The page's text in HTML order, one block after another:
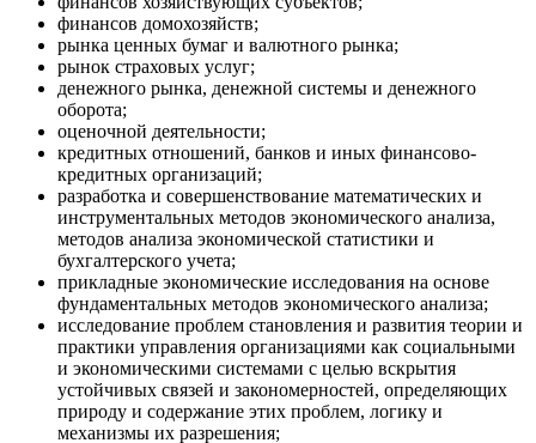
финансов домохозяйств;
рынка ценных бумаг и валютного рынка;
рынок страховых услуг;
денежного рынка, денежной системы и денежного
оборота;
оценочной деятельности;
кредитных отношений, банков и иных финансово-
кредитных организаций;
разработка и совершенствование математических и
инструментальных методов экономического анализа,
методов анализа экономической статистики и
бухгалтерского учета;
прикладные экономические исследования на основе
фундаментальных методов экономического анализа;
исследование проблем становления и развития теории и
практики управления организациями как социальными
и экономическими системами с целью вскрытия
устойчивых связей и закономерностей, определяющих
природу и содержание этих проблем, логику и
механизмы их разрешения;